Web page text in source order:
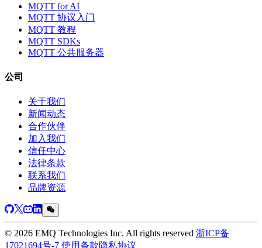
MQTT for AI
MQTT 协议入门
MQTT 教程
MQTT SDKs
MQTT 公共服务器
公司
关于我们
新闻动态
合作伙伴
加入我们
信任中心
法律条款
联系我们
品牌资源
© 2026 EMQ Technologies Inc. All rights reserved 浙ICP备
17021694号-7 使用条款隐私协议